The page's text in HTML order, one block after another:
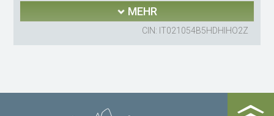
MEHR
CIN: IT021054B5HDHIHO2Z